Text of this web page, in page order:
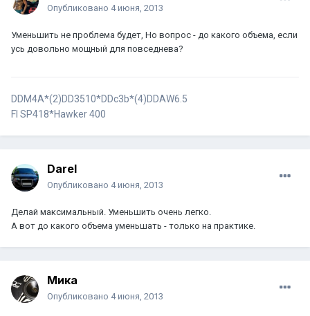
Опубликовано 4 июня, 2013
Уменьшить не проблема будет, Но вопрос - до какого объема, если
усь довольно мощный для повседнева?
DDM4A*(2)DD3510*DDc3b*(4)DDАW6.5
FI SP418*Hawker 400
Darel
Опубликовано 4 июня, 2013
Делай максимальный. Уменьшить очень легко.
А вот до какого объема уменьшать - только на практике.
Мика
Опубликовано 4 июня, 2013